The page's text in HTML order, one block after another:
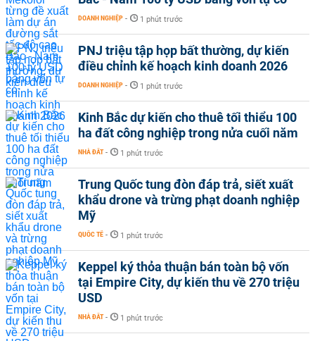
DOANH NGHIỆP - 1 phút trước
PNJ triệu tập họp bất thường, dự kiến
điều chỉnh kế hoạch kinh doanh 2026
DOANH NGHIỆP - 1 phút trước
Kinh Bắc dự kiến cho thuê tối thiểu 100
ha đất công nghiệp trong nửa cuối năm
NHÀ ĐẤT - 1 phút trước
Trung Quốc tung đòn đáp trả, siết xuất
khẩu drone và trừng phạt doanh nghiệp
Mỹ
QUỐC TẾ - 1 phút trước
Keppel ký thỏa thuận bán toàn bộ vốn
tại Empire City, dự kiến thu về 270 triệu
USD
NHÀ ĐẤT - 1 phút trước